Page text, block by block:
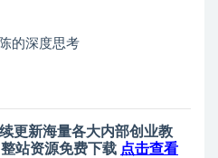
的深度思考
更新海量各大内部创业教
站资源免费下载 点击查看